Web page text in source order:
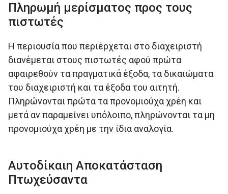
Πληρωμή μερίσματος προς τους
πιστωτές
Η περιουσία που περιέρχεται στο διαχειριστή
διανέμεται στους πιστωτές αφού πρώτα
αφαιρεθούν τα πραγματικά έξοδα, τα δικαιώματα
του διαχειριστή και τα έξοδα του αιτητή.
Πληρώνονται πρώτα τα προνομιούχα χρέη και
μετά αν παραμείνει υπόλοιπο, πληρώνονται τα μη
προνομιούχα χρέη με την ίδια αναλογία.
Αυτοδίκαιη Αποκατάσταση
Πτωχεύσαντα